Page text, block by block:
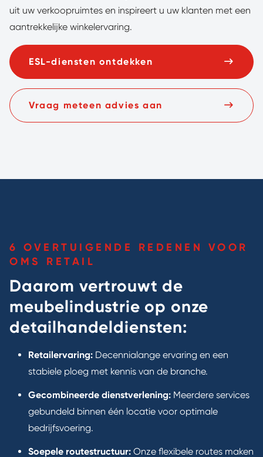
uit uw verkoopruimtes en inspireert u uw klanten met een
aantrekkelijke winkelervaring.
ESL-diensten ontdekken
Vraag meteen advies aan
6 OVERTUIGENDE REDENEN VOOR
OMS RETAIL
Daarom vertrouwt de
meubelindustrie op onze
detailhandeldiensten:
Retailervaring: Decennialange ervaring en een
stabiele ploeg met kennis van de branche.
Gecombineerde dienstverlening: Meerdere services
gebundeld binnen één locatie voor optimale
bedrijfsvoering.
Soepele routestructuur: Onze flexibele routes maken